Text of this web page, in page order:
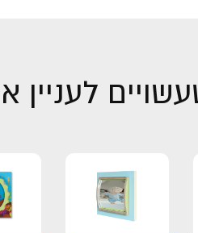
לעניין